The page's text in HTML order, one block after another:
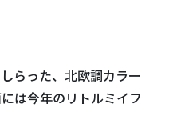
らった、北欧調カラー
は今年のリトルミイフ